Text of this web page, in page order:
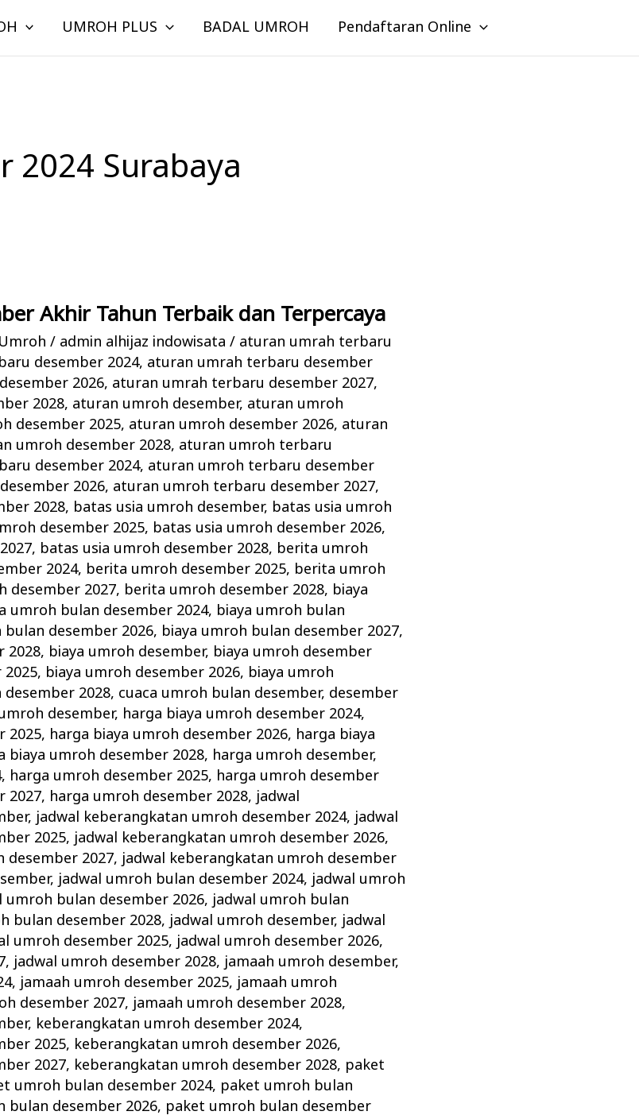
UMROH PLUS BADAL UMROH Pendaftaran Online
2024 Surabaya
Akhir Tahun Terbaik dan Terpercaya
/ admin alhijaz indowisata/ aturan umrah terbaru
desember 2024, aturan umrah terbaru desember
2026, aturan umrah terbaru desember 2027,
2028, aturan umroh desember, aturan umroh
desember 2025, aturan umroh desember 2026, aturan
umroh desember 2028, aturan umroh terbaru
desember 2024, aturan umroh terbaru desember
2026, aturan umroh terbaru desember 2027,
2028, batas usia umroh desember, batas usia umroh
desember 2025, batas usia umroh desember 2026,
, batas usia umroh desember 2028, berita umroh
2024, berita umroh desember 2025, berita umroh
desember 2027, berita umroh desember 2028, biaya
umroh bulan desember 2024, biaya umroh bulan
bulan desember 2026, biaya umroh bulan desember 2027,
2028, biaya umroh desember, biaya umroh desember
, biaya umroh desember 2026, biaya umroh
2028, cuaca umroh bulan desember, desember
desember, harga biaya umroh desember 2024,
2025, harga biaya umroh desember 2026, harga biaya
biaya umroh desember 2028, harga umroh desember,
, harga umroh desember 2025, harga umroh desember
2027, harga umroh desember 2028, jadwal
, jadwal keberangkatan umroh desember 2024, jadwal
2025, jadwal keberangkatan umroh desember 2026,
desember 2027, jadwal keberangkatan umroh desember
, jadwal umroh bulan desember 2024, jadwal umroh
umroh bulan desember 2026, jadwal umroh bulan
bulan desember 2028, jadwal umroh desember, jadwal
umroh desember 2025, jadwal umroh desember 2026,
, jadwal umroh desember 2028, jamaah umroh desember,
, jamaah umroh desember 2025, jamaah umroh
desember 2027, jamaah umroh desember 2028,
, keberangkatan umroh desember 2024,
2025, keberangkatan umroh desember 2026,
2027, keberangkatan umroh desember 2028, paket
umroh bulan desember 2024, paket umroh bulan
bulan desember 2026, paket umroh bulan desember